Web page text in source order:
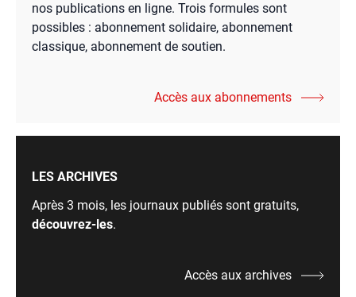
nos publications en ligne. Trois formules sont
possibles : abonnement solidaire, abonnement
classique, abonnement de soutien.
Accès aux abonnements
LES ARCHIVES
Après 3 mois, les journaux publiés sont gratuits,
découvrez-les.
Accès aux archives